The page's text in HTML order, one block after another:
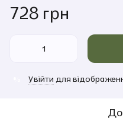
728 грн
Увійти для
До